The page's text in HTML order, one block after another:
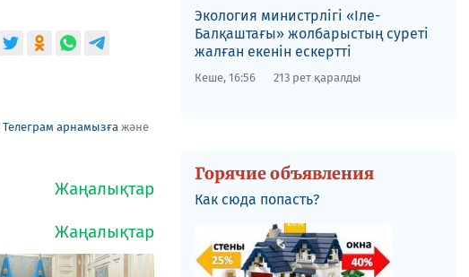
Телеграм арнамызға және
​Экология министрлігі «Іле-
Балқаштағы» жолбарыстың суреті
жалған екенін ескертті
Кеше, 16:56 213 рет қаралды
Горячие объявления
Как сюда попасть?